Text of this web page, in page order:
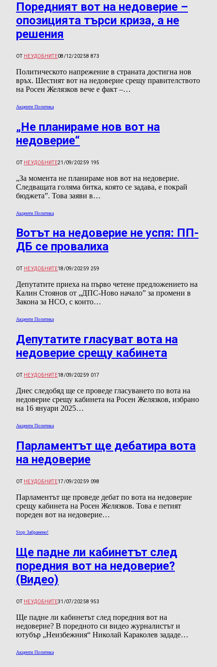
Поредният вот на недоверие –
опозицията търси криза, а не
решения
ОТ НЕУДОБНИТЕ08/12/20258 873
Политическото напрежение в страната достигна нов
връх. Шестият вот на недоверие срещу правителството
на Росен Желязков вече е факт –…
Акценти Политика
„Не планираме нов вот на
недоверие“
ОТ НЕУДОБНИТЕ21/09/20259 195
„За момента не планираме нов вот на недоверие.
Следващата голяма битка, която се задава, е покрай
бюджета”. Това заяви в…
Акценти Политика
Вотът на недоверие не успя: ПП-
ДБ се провалиха
ОТ НЕУДОБНИТЕ18/09/20259 259
Депутатите приеха на първо четене предложението на
Калин Стоянов от „ДПС-Ново начало” за промени в
Закона за НСО, с които…
Акценти Политика
Депутатите гласуват вота на
недоверие срещу кабинета
ОТ НЕУДОБНИТЕ18/09/20259 017
Днес следобяд ще се проведе гласуването по вота на
недоверие срещу кабинета на Росен Желязков, избрано
на 16 януари 2025…
Акценти Политика
Парламентът ще дебатира вота
на недоверие
ОТ НЕУДОБНИТЕ17/09/20259 098
Парламентът ще проведе дебат по вота на недоверие
срещу кабинета на Росен Желязков. Това е петият
пореден вот на недоверие…
Stop Забранено!
Ще падне ли кабинетът след
поредния вот на недоверие?
(Видео)
ОТ НЕУДОБНИТЕ31/07/20258 953
Ще падне ли кабинетът след поредния вот на
недоверие? В поредното си видео журналистът и
ютубър „Неизбежния“ Николай Караколев зададе…
Акценти Политика